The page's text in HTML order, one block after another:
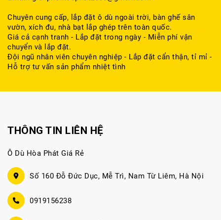
Chuyên cung cấp, lắp đặt ô dù ngoài trời, bàn ghế sân
vườn, xích đu, nhà bạt lắp ghép trên toàn quốc.
Giá cả cạnh tranh - Lắp đặt trong ngày - Miễn phí vận
chuyển và lắp đặt.
Đội ngũ nhân viên chuyên nghiệp - Lắp đặt cẩn thận, tỉ mỉ -
Hỗ trợ tư vấn sản phẩm nhiệt tình
THÔNG TIN LIÊN HỆ
Ô Dù Hòa Phát Giá Rẻ
Số 160 Đỗ Đức Dục, Mễ Trì, Nam Từ Liêm, Hà Nội
0919156238